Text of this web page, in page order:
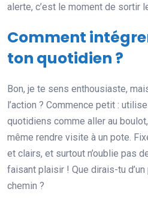
alerte, c’est le moment de sortir
Comment
ton quotidien ?
Bon, je te sens enthousiaste,
l’action ? Commence petit :
quotidiens comme aller au
même rendre visite à un pote.
et clairs, et surtout n’oublie pas
faisant plaisir ! Que dirais-tu
chemin ?